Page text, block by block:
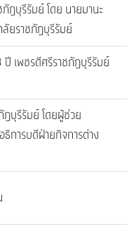
ฏบุรีรัมย์ โดย นายมานะ
ยราชภัฏบุรีรัมย์
ปี เพชรดีศรีราชภัฏบุรีรัมย์
ฏบุรีรัมย์ โดยผู้ช่วย
การบดีฝ่ายกิจการต่าง